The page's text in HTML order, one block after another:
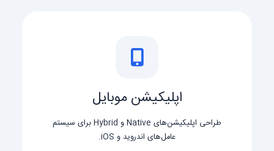
اپلیکیشن موبایل
طراحی اپلیکیشن‌های Native و Hybrid برای سیستم
عامل‌های اندروید و iOS.